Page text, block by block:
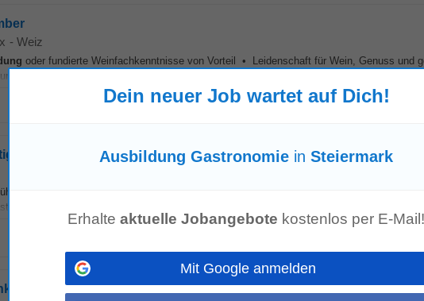
- Weiz
oder fundierte Weinfachkenntnisse von Vorteil • Leidenschaft für Wein, Genuss und
am Verkauf hochwertiger Weine • Sicheres und gepflegtes Auftreten...
Mehr anzeigen
(m/w/d)
von Check-in/out, Gästemeldewesen. • Gästebetreuung: Zentrale Anlaufstelle für
•
Mehr anzeigen
und ein Michelin Sterne Restaurant (ehemals Steinhalle),...
Dein neuer Job wartet auf Dich!
Ausbildung Gastronomie in Steiermark
Erhalte aktuelle Jobangebote kostenlos per E-Mail!
Mit Google anmelden